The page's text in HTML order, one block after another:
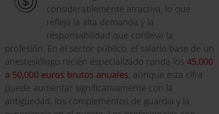
considerablemente atractiva, lo que
refleja la alta demanda y la
responsabilidad que conlleva la
profesión. En el sector público, el salario base de un
anestesiólogo recién especializado ronda los 45,000
a 50,000 euros brutos anuales, aunque esta cifra
puede aumentar significativamente con la
antigüedad, los complementos de guardia y la